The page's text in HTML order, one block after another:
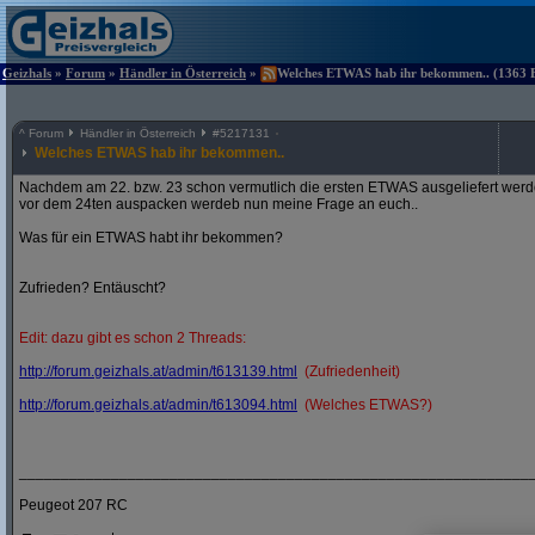
Geizhals » Forum » Händler in Österreich » Welches ETWAS hab ihr bekommen.. (1363
^ Forum Händler in Österreich #5217131
Welches ETWAS hab ihr bekommen..
Nachdem am 22. bzw. 23 schon vermutlich die ersten ETWAS ausgeliefert
vor dem 24ten auspacken werdeb nun meine Frage an euch..
Was für ein ETWAS habt ihr bekommen?
Zufrieden? Entäuscht?
Edit: dazu gibt es schon 2 Threads:
http://forum.geizhals.at/admin/t613139.html
(Zufriedenheit)
http://forum.geizhals.at/admin/t613094.html (Welches ETWAS?)
Peugeot 207 RC